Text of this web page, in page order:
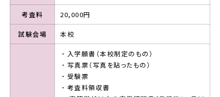
考査料 20,000円
試験会場 本校
入学願書（本校制定のもの）
写真票（写真を貼ったもの）
受験票
考査料領収書